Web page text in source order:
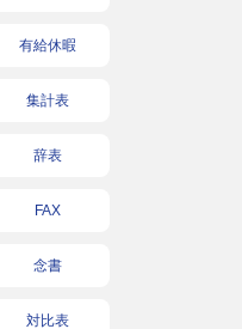
有給休暇
集計表
辞表
FAX
念書
対比表